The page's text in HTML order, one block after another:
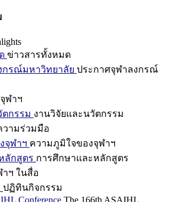
ข่าวสารทั้งหมด
กรณ์มหาวิทยาลัย ประกาศจุฬาลงกรณ์
ฬาฯ
ตกรรม งานวิจัยและนวัตกรรม
วามร่วมมือ
จุฬาฯ ความภูมิใจของจุฬาฯ
ลักสูตร การศึกษาและหลักสูตร
าฯ ในสื่อ
ปฏิทินกิจกรรม